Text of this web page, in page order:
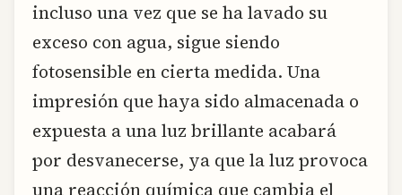
incluso una vez que se ha lavado su
exceso con agua, sigue siendo
fotosensible en cierta medida. Una
impresión que haya sido almacenada o
expuesta a una luz brillante acabará
por desvanecerse, ya que la luz provoca
una reacción química que cambia el